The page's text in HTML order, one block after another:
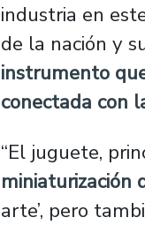
industria en
de la nación y
instrumento
conectada con
“El juguete,
miniaturización
arte’, pero